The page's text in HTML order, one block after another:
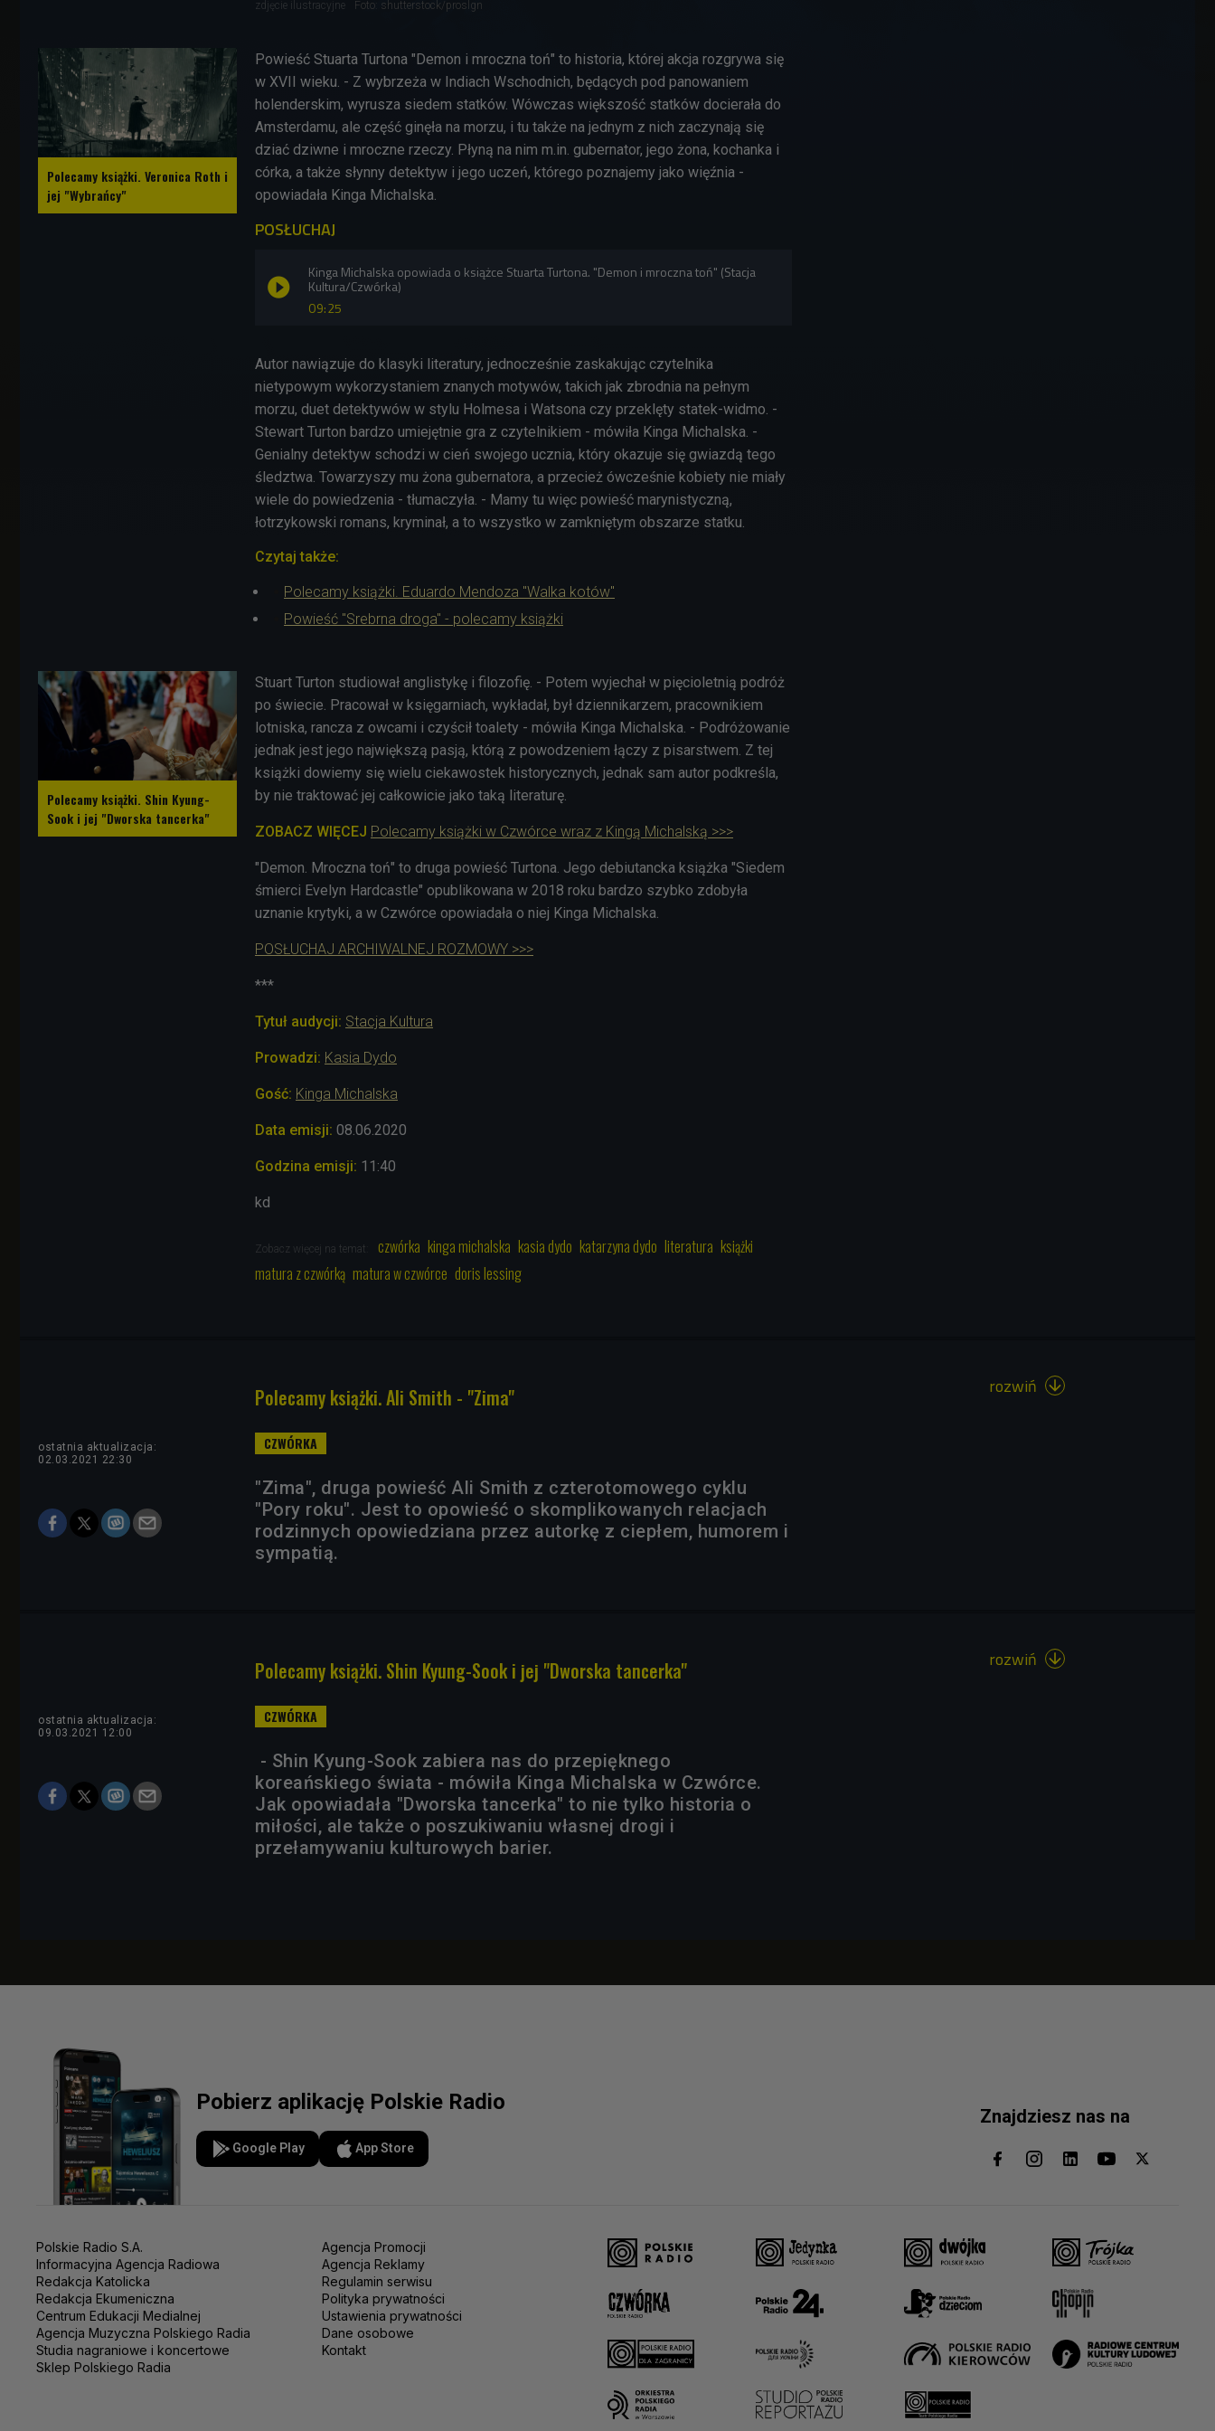
zdjęcie ilustracyjne Foto: shutterstock/proslgn
Polecamy książki. Veronica Roth i
jej "Wybrańcy"
Powieść Stuarta Turtona "Demon i mroczna toń" to historia, której akcja rozgrywa się
w XVII wieku. - Z wybrzeża w Indiach Wschodnich, będących pod panowaniem
holenderskim, wyrusza siedem statków. Wówczas większość statków docierała do
Amsterdamu, ale część ginęła na morzu, i tu także na jednym z nich zaczynają się
dziać dziwne i mroczne rzeczy. Płyną na nim m.in. gubernator, jego żona, kochanka i
córka, a także słynny detektyw i jego uczeń, którego poznajemy jako więźnia -
opowiadała Kinga Michalska.
POSŁUCHAJ
09:25
Kinga Michalska opowiada o książce Stuarta Turtona. "Demon i mroczna toń" (Stacja
Kultura/Czwórka)
Autor nawiązuje do klasyki literatury, jednocześnie zaskakując czytelnika
nietypowym wykorzystaniem znanych motywów, takich jak zbrodnia na pełnym
morzu, duet detektywów w stylu Holmesa i Watsona czy przeklęty statek-widmo. -
Stewart Turton bardzo umiejętnie gra z czytelnikiem - mówiła Kinga Michalska. -
Genialny detektyw schodzi w cień swojego ucznia, który okazuje się gwiazdą tego
śledztwa. Towarzyszy mu żona gubernatora, a przecież ówcześnie kobiety nie miały
wiele do powiedzenia - tłumaczyła. - Mamy tu więc powieść marynistyczną,
łotrzykowski romans, kryminał, a to wszystko w zamkniętym obszarze statku.
Czytaj także:
Polecamy książki. Eduardo Mendoza "Walka kotów"
Powieść "Srebrna droga" - polecamy książki
Polecamy książki. Shin Kyung-
Sook i jej "Dworska tancerka"
Stuart Turton studiował anglistykę i filozofię. - Potem wyjechał w pięcioletnią podróż
po świecie. Pracował w księgarniach, wykładał, był dziennikarzem, pracownikiem
lotniska, rancza z owcami i czyścił toalety - mówiła Kinga Michalska. - Podróżowanie
jednak jest jego największą pasją, którą z powodzeniem łączy z pisarstwem. Z tej
książki dowiemy się wielu ciekawostek historycznych, jednak sam autor podkreśla,
by nie traktować jej całkowicie jako taką literaturę.
ZOBACZ WIĘCEJ Polecamy książki w Czwórce wraz z Kingą Michalską >>>
"Demon. Mroczna toń" to druga powieść Turtona. Jego debiutancka książka "Siedem
śmierci Evelyn Hardcastle" opublikowana w 2018 roku bardzo szybko zdobyła
uznanie krytyki, a w Czwórce opowiadała o niej Kinga Michalska.
POSŁUCHAJ ARCHIWALNEJ ROZMOWY >>>
***
Tytuł audycji: Stacja Kultura
Prowadzi: Kasia Dydo
Gość: Kinga Michalska
Data emisji: 08.06.2020
Godzina emisji: 11:40
kd
Zobacz więcej na temat: czwórka kinga michalska kasia dydo katarzyna dydo literatura książki
matura z czwórką matura w czwórce doris lessing
Polecamy książki. Ali Smith - "Zima"
ostatnia aktualizacja:
02.03.2021 22:30
"Zima", druga powieść Ali Smith z czterotomowego cyklu
"Pory roku". Jest to opowieść o skomplikowanych relacjach
rodzinnych opowiedziana przez autorkę z ciepłem, humorem i
sympatią.
rozwiń 
Polecamy książki. Shin Kyung-Sook i jej "Dworska tancerka"
ostatnia aktualizacja:
09.03.2021 12:00
- Shin Kyung-Sook zabiera nas do przepięknego
koreańskiego świata - mówiła Kinga Michalska w Czwórce.
Jak opowiadała "Dworska tancerka" to nie tylko historia o
miłości, ale także o poszukiwaniu własnej drogi i
przełamywaniu kulturowych barier.
rozwiń 
Pobierz aplikację Polskie Radio
Google Play App Store
Znajdziesz nas na
Polskie Radio S.A.
Informacyjna Agencja Radiowa
Redakcja Katolicka
Redakcja Ekumeniczna
Centrum Edukacji Medialnej
Agencja Muzyczna Polskiego Radia
Studia nagraniowe i koncertowe
Sklep Polskiego Radia
Agencja Promocji
Agencja Reklamy
Regulamin serwisu
Polityka prywatności
Ustawienia prywatności
Dane osobowe
Kontakt